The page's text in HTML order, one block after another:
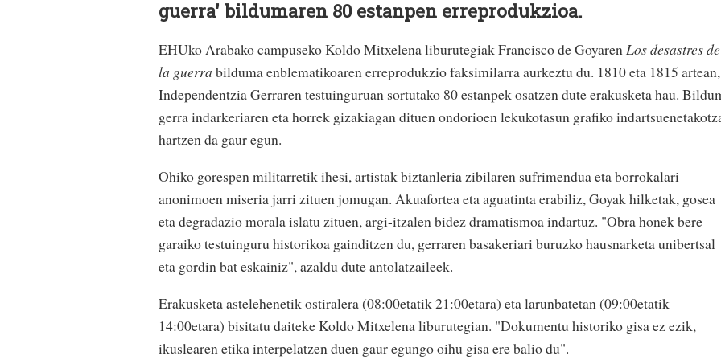
guerra' bildumaren 80 estanpen erreprodukzioa.
EHUko Arabako campuseko Koldo Mitxelena liburutegiak Francisco de GoyarenLos desastres de
la guerra bilduma enblematikoaren erreprodukzio faksimilarra aurkeztu du. 1810 eta 1815 artean,
Independentzia Gerraren testuinguruan sortutako 80 estanpek osatzen dute erakusketa hau.
gerra indarkeriaren eta horrek gizakiagan dituen ondorioen lekukotasun grafiko
hartzen da gaur egun.
Ohiko gorespen militarretik ihesi, artistak biztanleria zibilaren sufrimendua eta borrokalari
anonimoen miseria jarri zituen jomugan. Akuafortea eta aguatinta erabiliz, Goyak hilketak, gosea
eta degradazio morala islatu zituen, argi-itzalen bidez dramatismoa indartuz. "Obra honek bere
garaiko testuinguru historikoa gainditzen du, gerraren basakeriari buruzko hausnarketa unibertsal
eta gordin bat eskainiz", azaldu dute antolatzaileek.
Erakusketa astelehenetik ostiralera (08:00etatik 21:00etara) eta larunbatetan (09:00etatik
14:00etara) bisitatu daiteke Koldo Mitxelena liburutegian. "Dokumentu historiko gisa ez ezik,
ikuslearen etika interpelatzen duen gaur egungo oihu gisa ere balio du".